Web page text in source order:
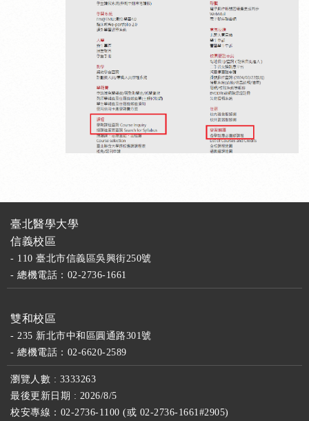
臺北醫學大學
信義校區
- 110 臺北市信義區吳興街250號
- 總機電話：02-2736-1661
雙和校區
- 235 新北市中和區圓通路301號
- 總機電話：02-6620-2589
瀏覽人數 : 3333263
最後更新日期 : 2026/8/5
校安專線：02-2736-1100 (或 02-2736-1661#2905)